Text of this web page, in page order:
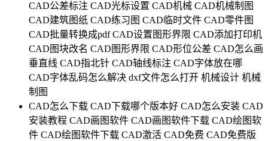
CAD公差标注 CAD光标设置 CAD机械 CAD机械制图
CAD建筑图纸 CAD练习图 CAD临时文件 CAD零件图
CAD批量转换成pdf CAD设置图形界限 CAD添加打印机
CAD图块改名 CAD图形界限 CAD形位公差 CAD怎么画
垂直线 CAD指北针 CAD轴线标注 CAD字体放在哪
CAD字体乱码怎么解决 dxf文件怎么打开 机械设计 机械
制图
CAD怎么下载 CAD下载哪个版本好 CAD怎么安装 CAD
安装教程 CAD画图软件 CAD画图软件下载 CAD绘图软
件 CAD绘图软件下载 CAD激活 CAD免费 CAD免费版